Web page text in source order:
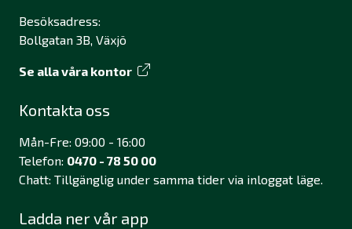
Besöksadress:
Bollgatan 3B, Växjö
Se alla våra kontor
Kontakta oss
Mån-Fre: 09:00 - 16:00
Telefon: 0470 - 78 50 00
Chatt: Tillgänglig under samma tider via inloggat läge.
Ladda ner vår app